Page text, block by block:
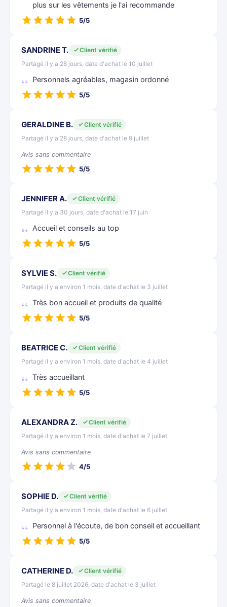
plus sur les vêtements je l'ai recommande
5/5
SANDRINE T.
Client vérifié
Partagé il y a 28 jours, date d'achat le 10 juillet
Personnels agréables, magasin ordonné
5/5
GERALDINE B.
Client vérifié
Partagé il y a 28 jours, date d'achat le 9 juillet
Avis sans commentaire
5/5
JENNIFER A.
Client vérifié
Partagé il y a 30 jours, date d'achat le 17 juin
Accueil et conseils au top
5/5
SYLVIE S.
Client vérifié
Partagé il y a environ 1 mois, date d'achat le 3 juillet
Très bon accueil et produits de qualité
5/5
BEATRICE C.
Client vérifié
Partagé il y a environ 1 mois, date d'achat le 4 juillet
Très accueillant
5/5
ALEXANDRA Z.
Client vérifié
Partagé il y a environ 1 mois, date d'achat le 7 juillet
Avis sans commentaire
4/5
SOPHIE D.
Client vérifié
Partagé il y a environ 1 mois, date d'achat le 6 juillet
Personnel à l'écoute, de bon conseil et accueillant
5/5
CATHERINE D.
Client vérifié
Partagé le 8 juillet 2026, date d'achat le 3 juillet
Avis sans commentaire